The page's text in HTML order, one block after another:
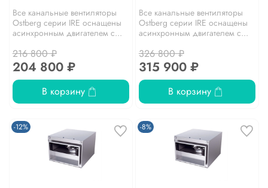
Все канальные вентиляторы
Ostberg серии IRE оснащены
асинхронным двигателем с...
216 800 ₽
204 800 ₽
В корзину
Все канальные вентиляторы
Ostberg серии IRE оснащены
асинхронным двигателем с...
326 800 ₽
315 900 ₽
В корзину
-12% -8%